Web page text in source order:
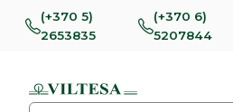
(+370 5)
2653835
(+370 6)
5207844